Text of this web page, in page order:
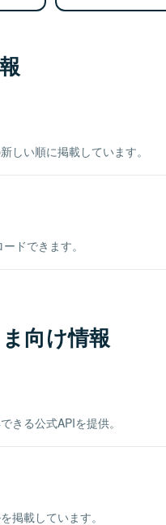
しい順に掲載しています。
ドできます。
向け情報
きる公式APIを提供。
掲載しています。